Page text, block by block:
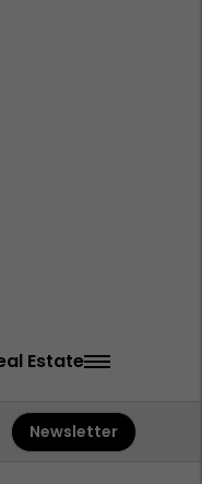
Estate
Newsletter